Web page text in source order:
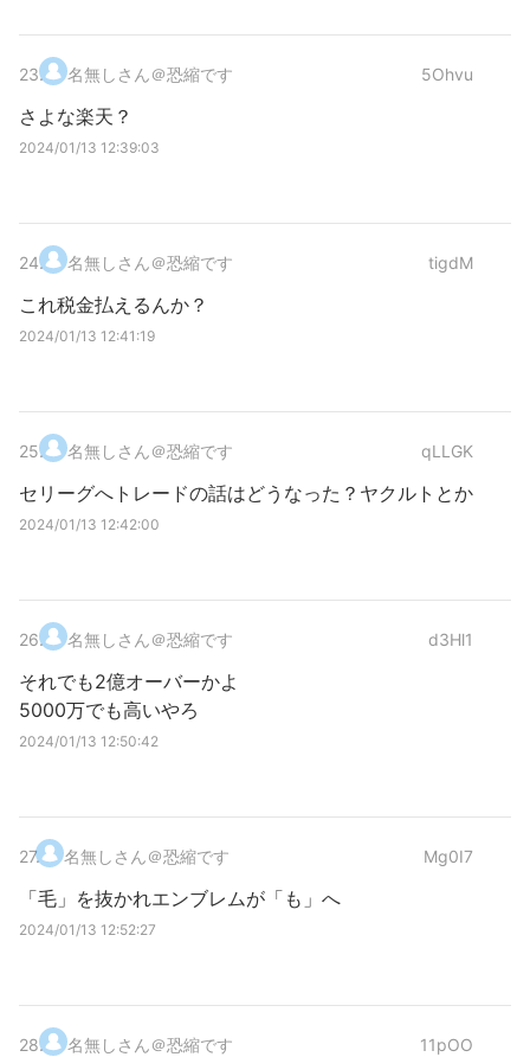
23. 名無しさん＠恐縮です 5Ohvu
さよな楽天？
2024/01/13 12:39:03
24. 名無しさん＠恐縮です tigdM
これ税金払えるんか？
2024/01/13 12:41:19
25. 名無しさん＠恐縮です qLLGK
セリーグへトレードの話はどうなった？ヤクルトとか
2024/01/13 12:42:00
26. 名無しさん＠恐縮です d3Hl1
それでも2億オーバーかよ
5000万でも高いやろ
2024/01/13 12:50:42
27. 名無しさん＠恐縮です Mg0I7
「毛」を抜かれエンブレムが「も」へ
2024/01/13 12:52:27
28. 名無しさん＠恐縮です 11pOO